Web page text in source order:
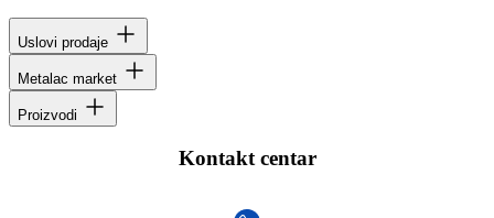
Uslovi prodaje
Metalac market
Proizvodi
Kontakt centar